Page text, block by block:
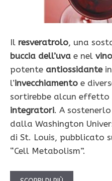
Il resveratrolo, una
buccia dell’uva e nel
potente antiossidante
l’invecchiamento e
sortirebbe alcun effetto
integratori. A
dalla Washington
di St. Louis, pubblicato
“Cell Metabolism”.